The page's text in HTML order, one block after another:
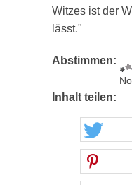
Witzes ist der
lässt."
Abstimmen:
Inhalt teilen: